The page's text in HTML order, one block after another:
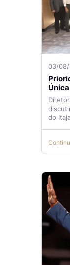
03/08/
do